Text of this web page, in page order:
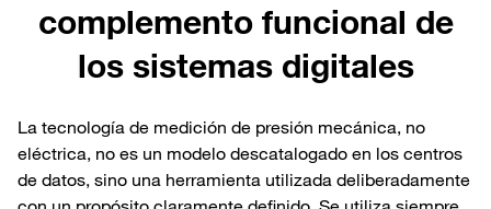
complemento funcional de
los sistemas digitales
La tecnología de medición de presión mecánica, no
eléctrica, no es un modelo descatalogado en los centros
de datos, sino una herramienta utilizada deliberadamente